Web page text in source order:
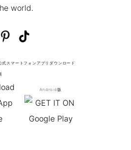
world.
式スマートフォンアプリ ダウンロード
Android版